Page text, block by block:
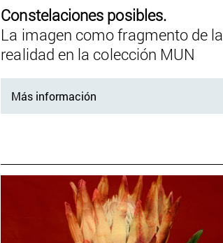
Constelaciones posibles.
La imagen como fragmento de la
realidad en la colección MUN
Más información